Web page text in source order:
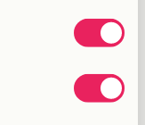
al een
Een
gezondheid.